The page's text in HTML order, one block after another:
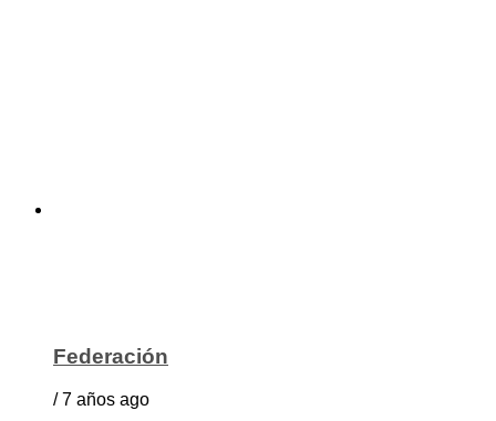
Federación
/ 7 años ago